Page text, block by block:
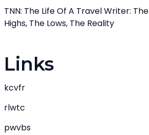
TNN: The Life Of A Travel Writer: The
Highs, The Lows, The Reality
Links
kcvfr
rlwtc
pwvbs